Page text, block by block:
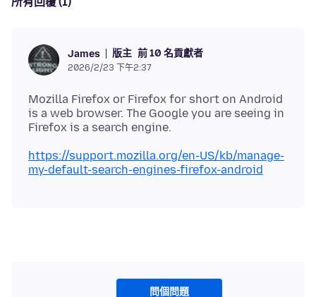
James 版主 前 10 名貢獻者
2026/2/23 下午2:37
Mozilla Firefox or Firefox for short on Android
is a web browser. The Google you are seeing in
https://support.mozilla.org/en-US/kb/manage-
my-default-search-engines-firefox-android
問個問題